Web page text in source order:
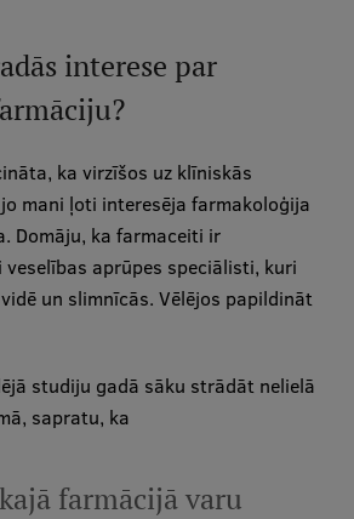
Growth
Testing
interese par
ka virzīšos uz klīniskās
mani ļoti interesēja farmakoloģija
Domāju, ka farmaceiti ir
aprūpes speciālisti, kuri
un slimnīcās. Vēlējos papildināt
studiju gadā sāku strādāt nelielā
sapratu, ka
farmācijā varu